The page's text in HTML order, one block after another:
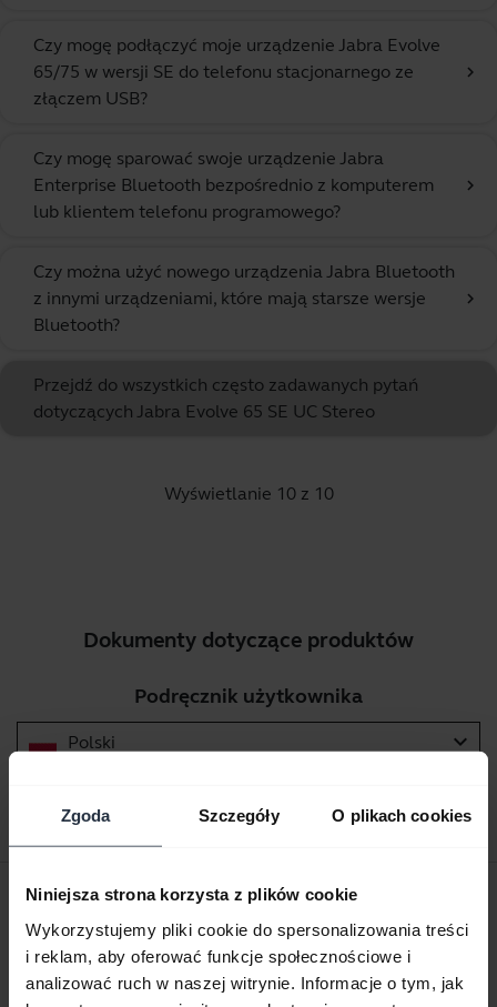
Zgoda Szczegóły O plikach cookies
Niniejsza strona korzysta z plików cookie
Wykorzystujemy pliki cookie do spersonalizowania treści
i reklam, aby oferować funkcje społecznościowe i
analizować ruch w naszej witrynie. Informacje o tym, jak
Czy mogę podłączyć moje urządzenie Jabra Evolve
65/75 w wersji SE do telefonu stacjonarnego ze
złączem USB?
chevron_right
Czy mogę sparować swoje urządzenie Jabra
Enterprise Bluetooth bezpośrednio z komputerem
lub klientem telefonu programowego?
chevron_right
Czy można użyć nowego urządzenia Jabra Bluetooth
z innymi urządzeniami, które mają starsze wersje
Bluetooth?
chevron_right
Przejdź do wszystkich często zadawanych pytań
dotyczących Jabra Evolve 65 SE UC Stereo
Wyświetlanie 10 z 10
Dokumenty dotyczące produktów
Podręcznik użytkownika
Polski expand_more
2.11 MB - pdf
Skrócona instrukcja obsługi
Angielski
Pobierz